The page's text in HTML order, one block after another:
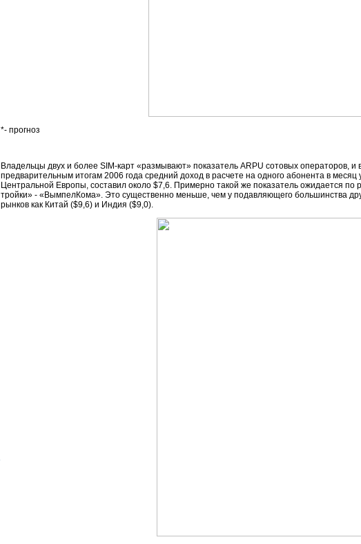
*- прогноз
Владельцы двух и более SIM-карт «размывают» показатель ARPU сотовых операторов,
предварительным итогам 2006 года средний доход в расчете на одного абонента в
Центральной Европы, составил около $7,6. Примерно такой же показатель ожидается по
тройки» - «ВымпелКома». Это существенно меньше, чем у подавляющего большинства
рынков как Китай ($9,6) и Индия ($9,0).